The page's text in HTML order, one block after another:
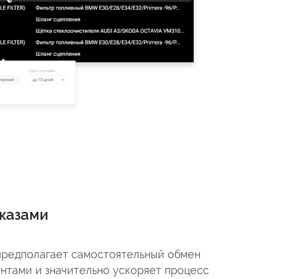
самостоятельный обмен
и значительно ускоряет процесс